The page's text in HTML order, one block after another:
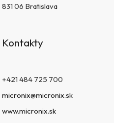
831 06 Bratislava
Kontakty
+421 484 725 700
micronix@micronix.sk
www.micronix.sk